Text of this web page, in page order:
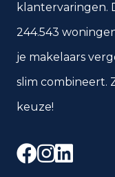
klantervaringen.
244.543
je makelaars
slim combineert.
keuze!